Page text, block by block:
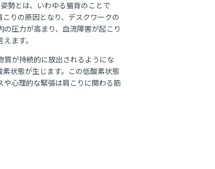
勢とは、いわゆる猫背のことで
りの原因となり、デスクワークの
圧力が高まり、血流障害が起こり
ます。
質が持続的に放出されるようにな
状態が生じます。この低酸素状態
心理的な緊張は肩こりに関わる筋